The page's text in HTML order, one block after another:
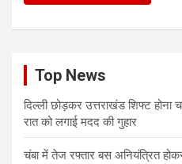
Top News
दिल्ली छोड़कर उत्तराखंड शिफ्ट
रात को लगाई मदद की गुहार
चंबा में तेज रफ्तार बस अनियंत्रित